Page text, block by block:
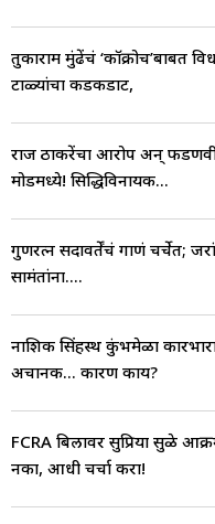
तुकाराम मुंढेंचं ‘कॉक्रोच’बाबत
टाळ्यांचा कडकडाट,
राज ठाकरेंचा आरोप अन्
मोडमध्ये! सिद्धिविनायक...
गुणरत्न सदावर्तेंचं गाणं चर्चेत;
सामंतांना....
नाशिक सिंहस्थ कुंभमेळा
अचानक... कारण काय?
FCRA बिलावर सुप्रिया सुळे
नका, आधी चर्चा करा!